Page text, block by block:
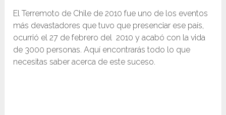
El Terremoto de Chile de 2010 fue uno de los eventos
más devastadores que tuvo que presenciar ese país,
ocurrió el 27 de febrero del 2010 y acabó con la vida
de 3000 personas. Aquí encontrarás todo lo que
necesitas saber acerca de este suceso.